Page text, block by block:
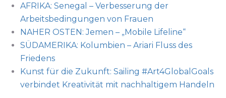
AFRIKA: Senegal – Verbesserung der
Arbeitsbedingungen von Frauen
NAHER OSTEN: Jemen – „Mobile Lifeline“
SÜDAMERIKA: Kolumbien – Ariari Fluss des
Friedens
Kunst für die Zukunft: Sailing #Art4GlobalGoals
verbindet Kreativität mit nachhaltigem Handeln